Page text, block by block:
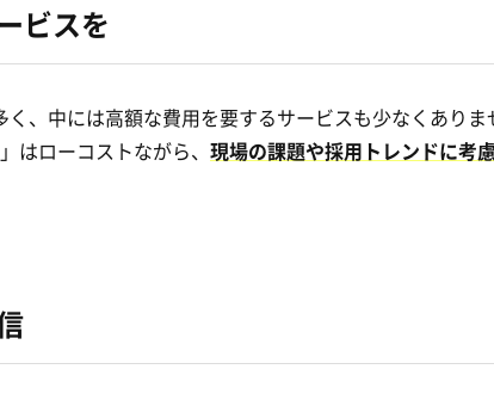
ビスを
、中には高額な費用を要するサービスも少なくありま
ローコストながら、 現場の課題や採用トレンドに考